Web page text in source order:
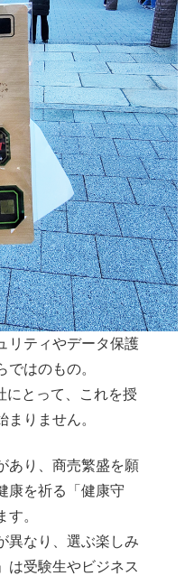
リティやデータ保護
ではのもの。
にとって、これを授
りません。
あり、商売繁盛を願
康を祈る「健康守
。
異なり、選ぶ楽しみ
は受験生やビジネス